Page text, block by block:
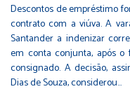
Descontos de empréstimo
contrato com a viúva. A
Santander a indenizar
em conta conjunta, após
consignado. A decisão,
Dias de Souza, considerou…